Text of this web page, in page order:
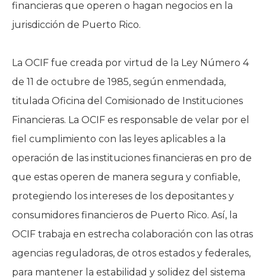
financieras que operen o hagan negocios en la
jurisdicción de Puerto Rico.
La OCIF fue creada por virtud de la Ley Número 4
de 11 de octubre de 1985, según enmendada,
titulada Oficina del Comisionado de Instituciones
Financieras. La OCIF es responsable de velar por el
fiel cumplimiento con las leyes aplicables a la
operación de las instituciones financieras en pro de
que estas operen de manera segura y confiable,
protegiendo los intereses de los depositantes y
consumidores financieros de Puerto Rico. Así, la
OCIF trabaja en estrecha colaboración con las otras
agencias reguladoras, de otros estados y federales,
para mantener la estabilidad y solidez del sistema